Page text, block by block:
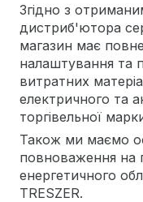
Згідно з
дистриб'ютора
магазин має
налаштування та
витратних
електричного та
торгівельної
Також ми маємо
повноваження на
енергетичного
TRESZER.